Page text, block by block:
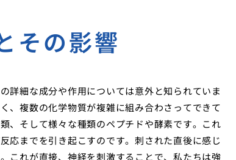
その影響
詳細な成分や作用については意外と知られていま
、複数の化学物質が複雑に組み合わさってできて
、そして様々な種類のペプチドや酵素です。これ
応までを引き起こすのです。刺された直後に感じ
これが直接、神経を刺激することで、私たちは強